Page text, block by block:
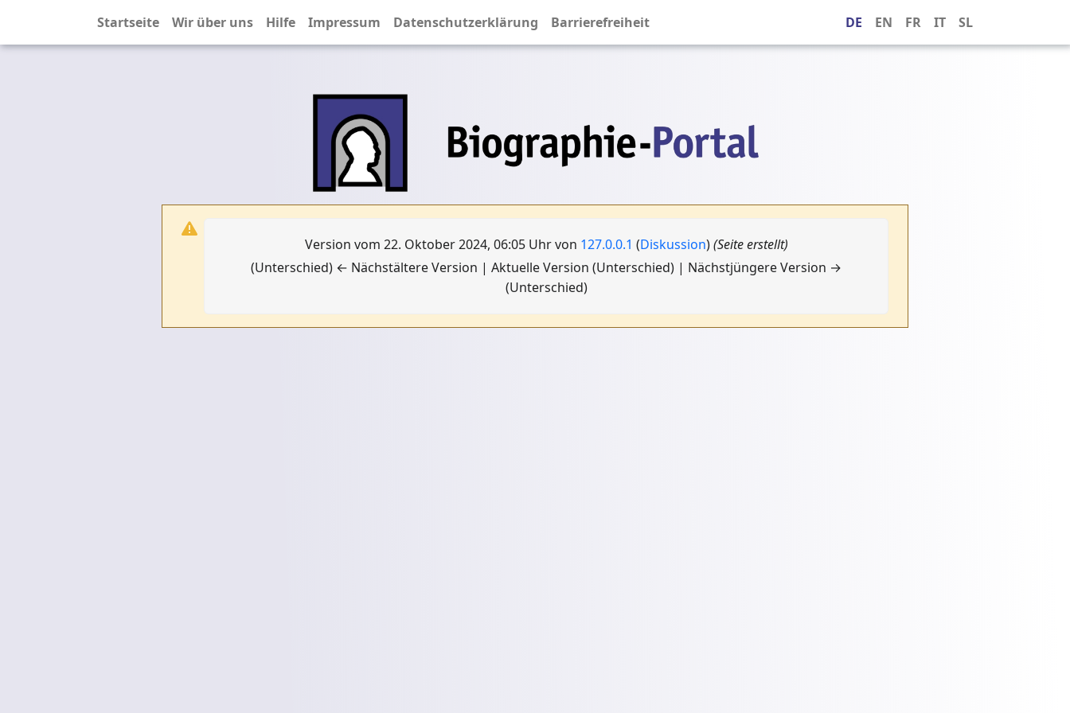
Startseite Wir über uns Hilfe Impressum Datenschutzerklärung Barrierefreiheit DE EN FR IT SL
Version vom 22. Oktober 2024, 06:05 Uhr von 127.0.0.1 (Diskussion) (Seite erstellt)
(Unterschied) ← Nächstältere Version | Aktuelle Version (Unterschied) | Nächstjüngere Version →
(Unterschied)